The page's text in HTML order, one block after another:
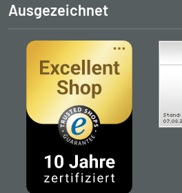
Ausgezeichnet